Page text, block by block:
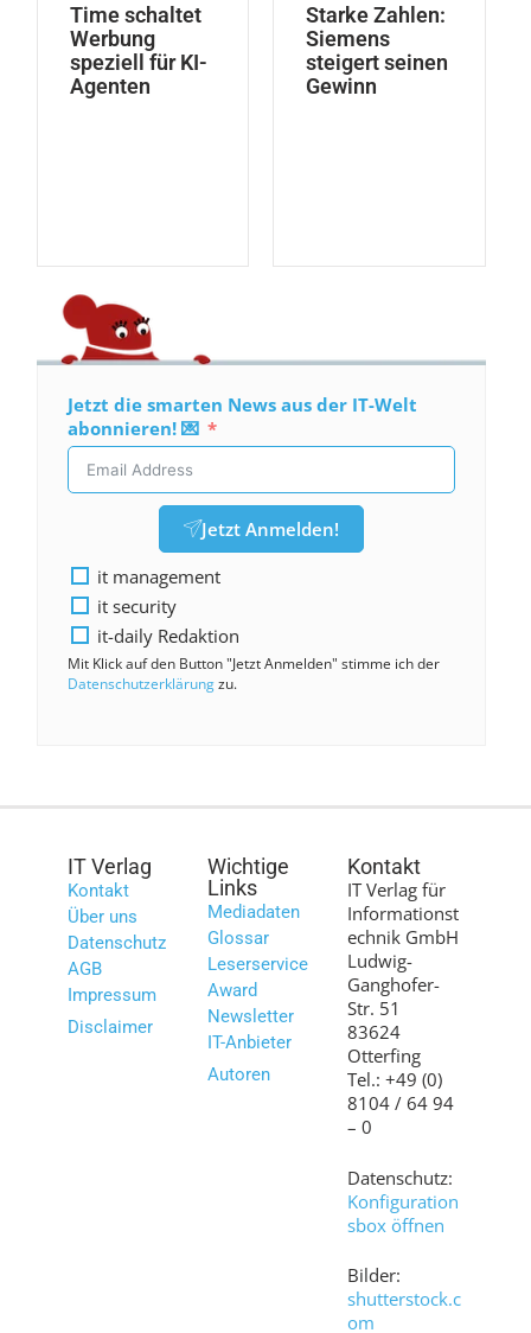
Time schaltet
Werbung
speziell für KI-
Agenten
Starke Zahlen:
Siemens
steigert seinen
Gewinn
Jetzt die smarten News aus der IT-Welt
abonnieren! 💌
Jetzt Anmelden!
it management
it security
it-daily Redaktion
Mit Klick auf den Button "Jetzt Anmelden" stimme ich der
Datenschutzerklärungzu.
IT Verlag
Kontakt
Über uns
Datenschutz
AGB
Impressum
Disclaimer
Wichtige
Links
Mediadaten
Glossar
Leserservice
Award
Newsletter
IT-Anbieter
Autoren
Kontakt
IT Verlag für
Informationst
echnik GmbH
Ludwig-
Ganghofer-
Str. 51
83624
Otterfing
Tel.: +49 (0)
8104 / 64 94
– 0
Datenschutz:
Konfiguration
sbox öffnen
Bilder:
shutterstock.c
om